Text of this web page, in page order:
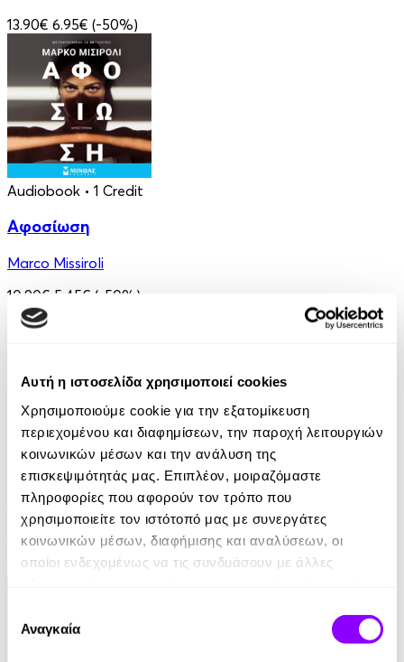
Αυτή η ιστοσελίδα χρησιμοποιεί cookies
Χρησιμοποιούμε cookie για την εξατομίκευση
περιεχομένου και διαφημίσεων, την παροχή λειτουργιών
κοινωνικών μέσων και την ανάλυση της
επισκεψιμότητάς μας. Επιπλέον, μοιραζόμαστε
πληροφορίες που αφορούν τον τρόπο που
χρησιμοποιείτε τον ιστότοπό μας με συνεργάτες
κοινωνικών μέσων, διαφήμισης και αναλύσεων, οι
οποίοι ενδεχομένως να τις συνδυάσουν με άλλες
των υπηρεσιών τους.
συγκατάθεσης
Αναγκαία
13.90€ 6.95€ (-50%)
Audiobook • 1 Credit
Αφοσίωση
Marco Missiroli
10.90€ 5.45€ (-50%)
eBook
Το Κορίτσι των Γενεθλίων
Penelope Douglas
12.99€